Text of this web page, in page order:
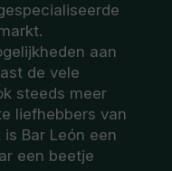
aan
de vele
steeds meer
liefhebbers van
Bar León een
een beetje